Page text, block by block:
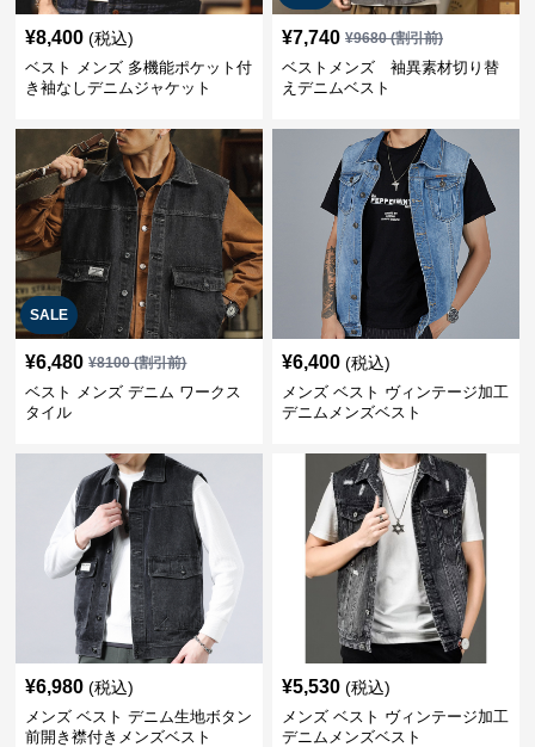
¥8,400 (税込)
ベスト メンズ 多機能ポケット付
き袖なしデニムジャケット
¥7,740 ¥9680(割引前)
ベストメンズ 袖異素材切り替
えデニムベスト
SALE
¥6,480 ¥8100(割引前)
ベスト メンズ デニム ワークス
タイル
¥6,400 (税込)
メンズ ベスト ヴィンテージ加工
デニムメンズベスト
¥6,980 (税込)
メンズ ベスト デニム生地ボタン
前開き襟付きメンズベスト
¥5,530 (税込)
メンズ ベスト ヴィンテージ加工
デニムメンズベスト